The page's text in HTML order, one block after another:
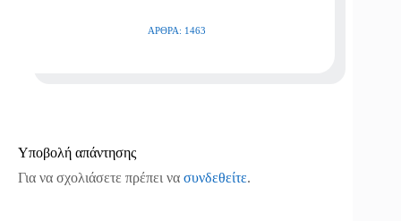
ΆΡΘΡΑ: 1463
Υποβολή απάντησης
Για να σχολιάσετε πρέπει να συνδεθείτε.